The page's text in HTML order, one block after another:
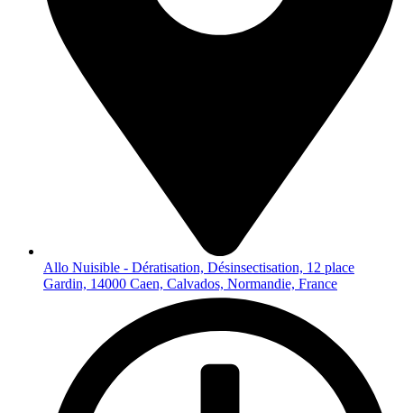
Allo Nuisible - Dératisation, Désinsectisation, 12 place
Gardin, 14000 Caen, Calvados, Normandie, France